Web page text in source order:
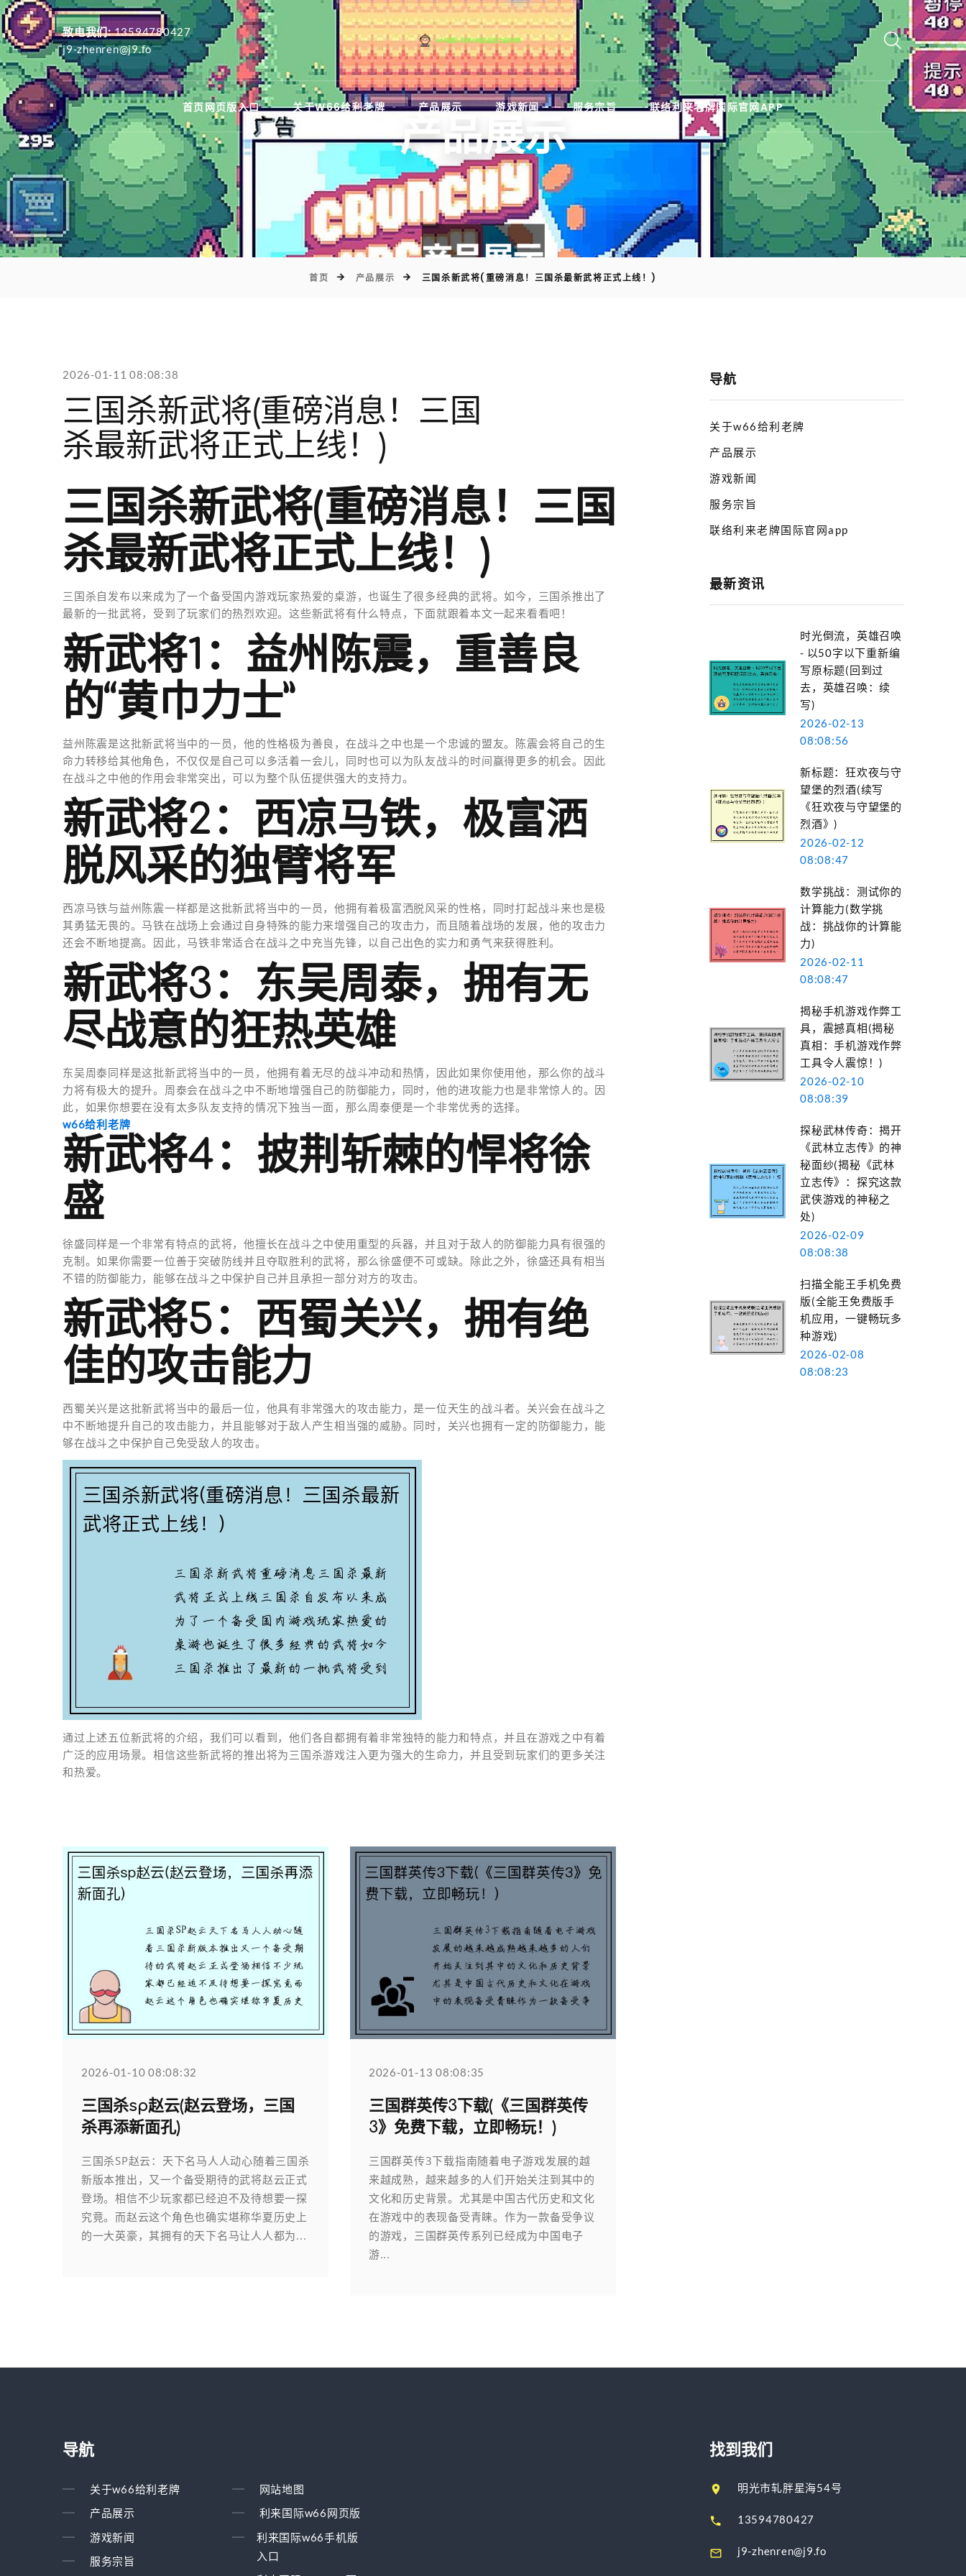
致电我们: 13594780427
j9-zhenren@j9.fo
首页网页版入口 关于W66给利老牌 产品展示 游戏新闻 服务宗旨 联络利来老牌国际官网APP
)
产品展示
首页 产品展示 三国杀新武将(重磅消息！三国杀最新武将正式上线！)
2026-01-11 08:08:38
三国杀新武将(重磅消息！三国
杀最新武将正式上线！)
三国杀新武将(重磅消息！三国
杀最新武将正式上线！)
三国杀自发布以来成为了一个备受国内游戏玩家热爱的桌游，也诞生了很多经典的武将。如今，三国杀推出了
最新的一批武将，受到了玩家们的热烈欢迎。这些新武将有什么特点，下面就跟着本文一起来看看吧！
新武将1：益州陈震，重善良
的“黄巾力士”
益州陈震是这批新武将当中的一员，他的性格极为善良，在战斗之中也是一个忠诚的盟友。陈震会将自己的生
命力转移给其他角色，不仅仅是自己可以多活着一会儿，同时也可以为队友战斗的时间赢得更多的机会。因此
在战斗之中他的作用会非常突出，可以为整个队伍提供强大的支持力。
新武将2：西凉马铁，极富洒
脱风采的独臂将军
西凉马铁与益州陈震一样都是这批新武将当中的一员，他拥有着极富洒脱风采的性格，同时打起战斗来也是极
其勇猛无畏的。马铁在战场上会通过自身特殊的能力来增强自己的攻击力，而且随着战场的发展，他的攻击力
还会不断地提高。因此，马铁非常适合在战斗之中充当先锋，以自己出色的实力和勇气来获得胜利。
新武将3：东吴周泰，拥有无
尽战意的狂热英雄
东吴周泰同样是这批新武将当中的一员，他拥有着无尽的战斗冲动和热情，因此如果你使用他，那么你的战斗
力将有极大的提升。周泰会在战斗之中不断地增强自己的防御能力，同时，他的进攻能力也是非常惊人的。因
此，如果你想要在没有太多队友支持的情况下独当一面，那么周泰便是一个非常优秀的选择。
w66给利老牌
新武将4：披荆斩棘的悍将徐
盛
徐盛同样是一个非常有特点的武将，他擅长在战斗之中使用重型的兵器，并且对于敌人的防御能力具有很强的
克制。如果你需要一位善于突破防线并且夺取胜利的武将，那么徐盛便不可或缺。除此之外，徐盛还具有相当
不错的防御能力，能够在战斗之中保护自己并且承担一部分对方的攻击。
新武将5：西蜀关兴，拥有绝
佳的攻击能力
西蜀关兴是这批新武将当中的最后一位，他具有非常强大的攻击能力，是一位天生的战斗者。关兴会在战斗之
中不断地提升自己的攻击能力，并且能够对于敌人产生相当强的威胁。同时，关兴也拥有一定的防御能力，能
够在战斗之中保护自己免受敌人的攻击。
通过上述五位新武将的介绍，我们可以看到，他们各自都拥有着非常独特的能力和特点，并且在游戏之中有着
广泛的应用场景。相信这些新武将的推出将为三国杀游戏注入更为强大的生命力，并且受到玩家们的更多关注
和热爱。
2026-01-10 08:08:32
三国杀sp赵云(赵云登场，三国
杀再添新面孔)
三国杀SP赵云：天下名马人人动心随着三国杀
新版本推出，又一个备受期待的武将赵云正式
登场。相信不少玩家都已经迫不及待想要一探
究竟。而赵云这个角色也确实堪称华夏历史上
的一大英豪，其拥有的天下名马让人人都为...
2026-01-13 08:08:35
三国群英传3下载(《三国群英传
3》免费下载，立即畅玩！)
三国群英传3下载指南随着电子游戏发展的越
来越成熟，越来越多的人们开始关注到其中的
文化和历史背景。尤其是中国古代历史和文化
在游戏中的表现备受青睐。作为一款备受争议
的游戏，三国群英传系列已经成为中国电子
游...
导航
关于w66给利老牌
产品展示
游戏新闻
服务宗旨
联络利来老牌国际官网app
最新资讯
时光倒流，英雄召唤
- 以50字以下重新编
写原标题(回到过
去，英雄召唤：续
写)
2026-02-13
08:08:56
新标题：狂欢夜与守
望堡的烈酒(续写
《狂欢夜与守望堡的
烈酒》)
2026-02-12
08:08:47
数学挑战：测试你的
计算能力(数学挑
战：挑战你的计算能
力)
2026-02-11
08:08:47
揭秘手机游戏作弊工
具，震撼真相(揭秘
真相：手机游戏作弊
工具令人震惊！)
2026-02-10
08:08:39
探秘武林传奇：揭开
《武林立志传》的神
秘面纱(揭秘《武林
立志传》：探究这款
武侠游戏的神秘之
处)
2026-02-09
08:08:38
扫描全能王手机免费
版(全能王免费版手
机应用，一键畅玩多
种游戏)
2026-02-08
08:08:23
导航
关于w66给利老牌
产品展示
游戏新闻
服务宗旨
网站地图
利来国际w66网页版
利来国际w66手机版
入口
找到我们
明光市轧胖星海54号
13594780427
j9-zhenren@j9.fo